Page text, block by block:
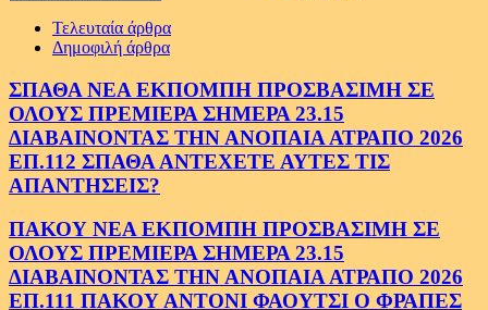
Τελευταία άρθρα
Δημοφιλή άρθρα
ΣΠΑΘΑ ΝΕΑ ΕΚΠΟΜΠΗ ΠΡΟΣΒΑΣΙΜΗ ΣΕ
ΟΛΟΥΣ ΠΡΕΜΙΕΡΑ ΣΗΜΕΡΑ 23.15
ΔΙΑΒΑΙΝΟΝΤΑΣ ΤΗΝ ΑΝΟΠΑΙΑ ΑΤΡΑΠΟ 2026
ΕΠ.112 ΣΠΑΘΑ ΑΝΤΕΧΕΤΕ ΑΥΤΕΣ ΤΙΣ
ΑΠΑΝΤΗΣΕΙΣ?
ΠΑΚΟΥ ΝΕΑ ΕΚΠΟΜΠΗ ΠΡΟΣΒΑΣΙΜΗ ΣΕ
ΟΛΟΥΣ ΠΡΕΜΙΕΡΑ ΣΗΜΕΡΑ 23.15
ΔΙΑΒΑΙΝΟΝΤΑΣ ΤΗΝ ΑΝΟΠΑΙΑ ΑΤΡΑΠΟ 2026
ΕΠ.111 ΠΑΚΟΥ ΑΝΤΟΝΙ ΦΑΟΥΤΣΙ Ο ΦΡΑΠΕΣ